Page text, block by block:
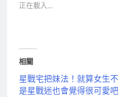
正在載入...
相關
星戰宅把妹法！就算女生不
是星戰迷也會覺得很可愛吧